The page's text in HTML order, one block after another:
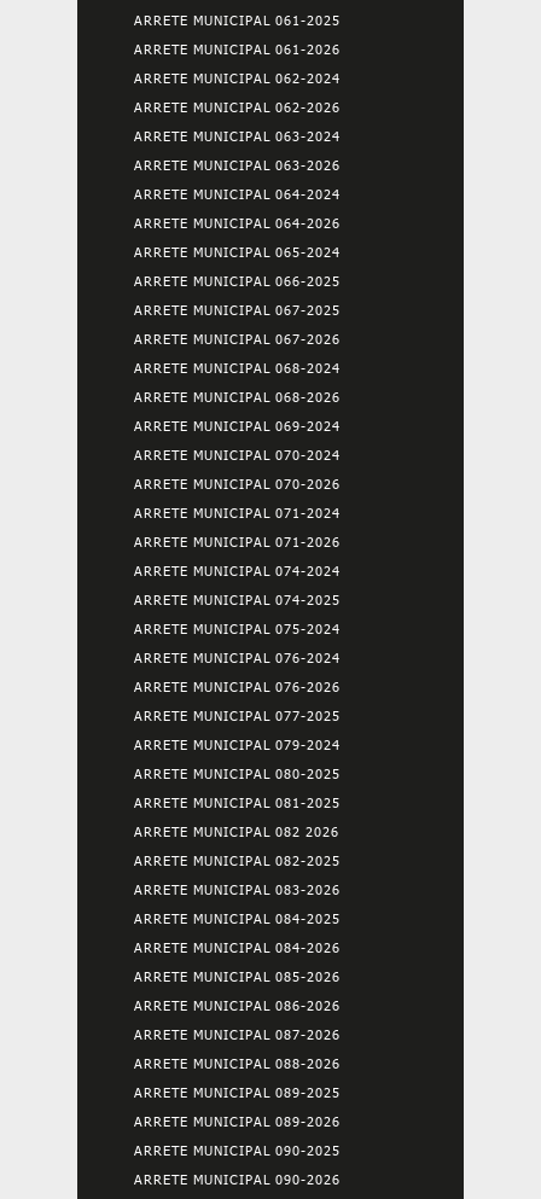
ARRETE MUNICIPAL 061-2025
ARRETE MUNICIPAL 061-2026
ARRETE MUNICIPAL 062-2024
ARRETE MUNICIPAL 062-2026
ARRETE MUNICIPAL 063-2024
ARRETE MUNICIPAL 063-2026
ARRETE MUNICIPAL 064-2024
ARRETE MUNICIPAL 064-2026
ARRETE MUNICIPAL 065-2024
ARRETE MUNICIPAL 066-2025
ARRETE MUNICIPAL 067-2025
ARRETE MUNICIPAL 067-2026
ARRETE MUNICIPAL 068-2024
ARRETE MUNICIPAL 068-2026
ARRETE MUNICIPAL 069-2024
ARRETE MUNICIPAL 070-2024
ARRETE MUNICIPAL 070-2026
ARRETE MUNICIPAL 071-2024
ARRETE MUNICIPAL 071-2026
ARRETE MUNICIPAL 074-2024
ARRETE MUNICIPAL 074-2025
ARRETE MUNICIPAL 075-2024
ARRETE MUNICIPAL 076-2024
ARRETE MUNICIPAL 076-2026
ARRETE MUNICIPAL 077-2025
ARRETE MUNICIPAL 079-2024
ARRETE MUNICIPAL 080-2025
ARRETE MUNICIPAL 081-2025
ARRETE MUNICIPAL 082 2026
ARRETE MUNICIPAL 082-2025
ARRETE MUNICIPAL 083-2026
ARRETE MUNICIPAL 084-2025
ARRETE MUNICIPAL 084-2026
ARRETE MUNICIPAL 085-2026
ARRETE MUNICIPAL 086-2026
ARRETE MUNICIPAL 087-2026
ARRETE MUNICIPAL 088-2026
ARRETE MUNICIPAL 089-2025
ARRETE MUNICIPAL 089-2026
ARRETE MUNICIPAL 090-2025
ARRETE MUNICIPAL 090-2026